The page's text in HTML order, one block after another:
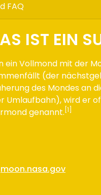
FAQ
IST EIN
ein Vollmond mit der
(der
des Mondes an
Umlaufbahn), wird er
genannt. [1]
moon.nasa.gov